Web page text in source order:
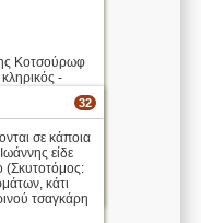
Κοτσούρωφ
-
του
της Αγίας
περισσότερα >
32
σε κάποια
είδε
(Σκυτοτόμος:
κάτι
τσαγκάρη